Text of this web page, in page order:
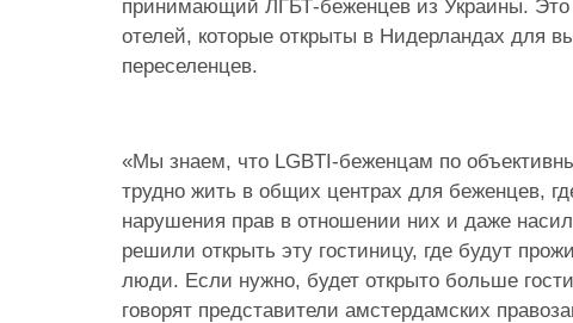
принимающий ЛГБТ-беженцев из Украины. Это
отелей, которые открыты в Нидерландах для
переселенцев.
«Мы знаем, что LGBTI-беженцам по
трудно жить в общих центрах для беженцев,
нарушения прав в отношении них и даже
решили открыть эту гостиницу, где будут
люди. Если нужно, будет открыто больше
говорят представители амстердамских